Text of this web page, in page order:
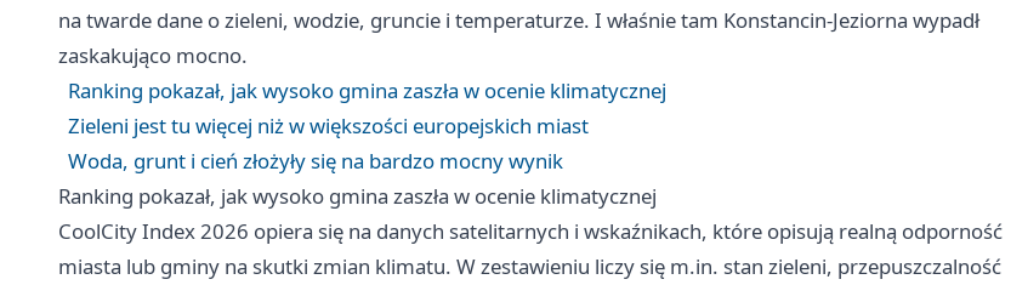
na twarde dane o zieleni, wodzie, gruncie i temperaturze. I właśnie tam Konstancin-Jeziorna wypadł
zaskakująco mocno.
Ranking pokazał, jak wysoko gmina zaszła w ocenie klimatycznej
Zieleni jest tu więcej niż w większości europejskich miast
Woda, grunt i cień złożyły się na bardzo mocny wynik
Ranking pokazał, jak wysoko gmina zaszła w ocenie klimatycznej
CoolCity Index 2026 opiera się na danych satelitarnych i wskaźnikach, które opisują realną odporność
miasta lub gminy na skutki zmian klimatu. W zestawieniu liczy się m.in. stan zieleni, przepuszczalność